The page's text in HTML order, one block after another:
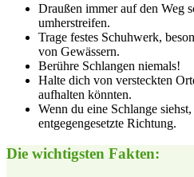
Draußen​ immer auf den ⁣Weg⁣
umherstreifen.
Trage festes Schuhwerk,
von Gewässern.
Berühre Schlangen niemals!
Halte dich⁣ von versteckten
aufhalten könnten.
Wenn du eine Schlange
entgegengesetzte Richtung.
Die‍ wichtigsten Fakten: